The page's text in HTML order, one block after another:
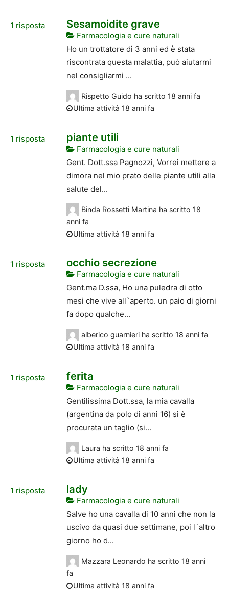
1 risposta Sesamoidite grave
Farmacologia e cure naturali
Ho un trottatore di 3 anni ed è stata
riscontrata questa malattia, può aiutarmi
nel consigliarmi ...
Rispetto Guido ha scritto 18 anni fa
Ultima attività 18 anni fa
1 risposta piante utili
Farmacologia e cure naturali
Gent. Dott.ssa Pagnozzi, Vorrei mettere a
dimora nel mio prato delle piante utili alla
salute del...
Binda Rossetti Martina ha scritto 18
anni fa
Ultima attività 18 anni fa
1 risposta occhio secrezione
Farmacologia e cure naturali
Gent.ma D.ssa, Ho una puledra di otto
mesi che vive all`aperto. un paio di giorni
fa dopo qualche...
alberico guarnieriha scritto 18 anni fa
Ultima attività 18 anni fa
1 risposta ferita
Farmacologia e cure naturali
Gentilissima Dott.ssa, la mia cavalla
(argentina da polo di anni 16) si è
procurata un taglio (si...
Laura ha scritto 18 anni fa
Ultima attività 18 anni fa
1 risposta lady
Farmacologia e cure naturali
Salve ho una cavalla di 10 anni che non la
uscivo da quasi due settimane, poi l`altro
giorno ho d...
Mazzara Leonardo ha scritto 18 anni
fa
Ultima attività 18 anni fa